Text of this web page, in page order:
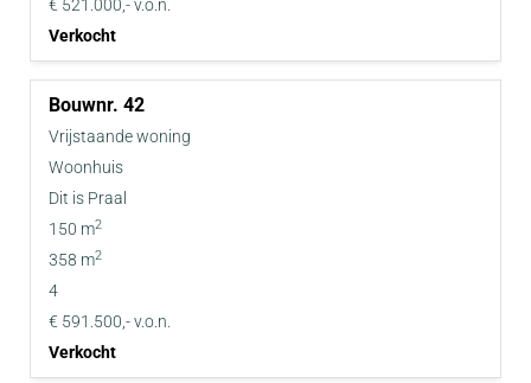
€ 521.000,- v.o.n.
Verkocht
42
Vrijstaande woning
Woonhuis
Dit is Praal
150 m2
358 m2
4
€ 591.500,- v.o.n.
Verkocht